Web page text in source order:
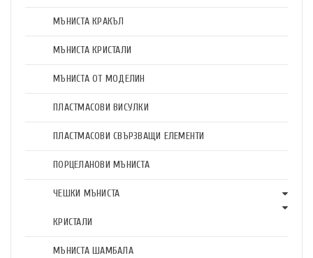
МЪНИСТА КРАКЪЛ
МЪНИСТА КРИСТАЛИ
МЪНИСТА ОТ МОДЕЛИН
ПЛАСТМАСОВИ ВИСУЛКИ
ПЛАСТМАСОВИ СВЪРЗВАЩИ ЕЛЕМЕНТИ
ПОРЦЕЛАНОВИ МЪНИСТА
ЧЕШКИ МЪНИСТА
КРИСТАЛИ
МЪНИСТА ШАМБАЛА